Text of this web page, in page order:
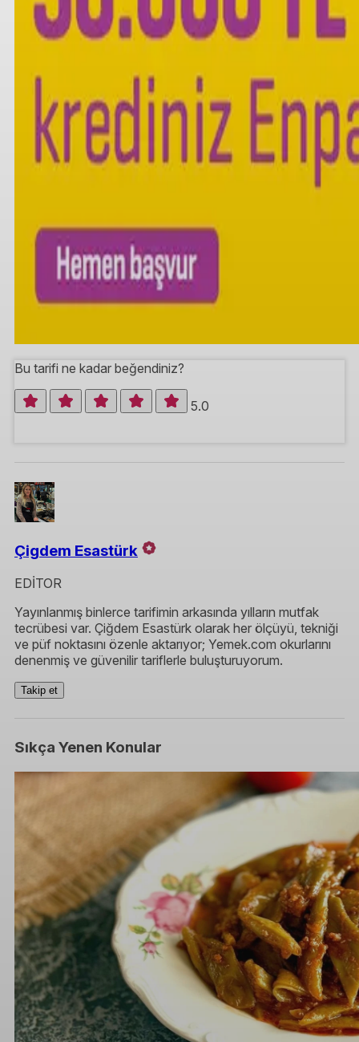
Bu tarifi ne kadar beğendiniz?
5.0
Çigdem Esastürk
EDİTOR
Yayınlanmış binlerce tarifimin arkasında yılların mutfak
tecrübesi var. Çiğdem Esastürk olarak her ölçüyü, tekniği
ve püf noktasını özenle aktarıyor; Yemek.com okurlarını
denenmiş ve güvenilir tariflerle buluşturuyorum.
Takip et
Sıkça Yenen Konular